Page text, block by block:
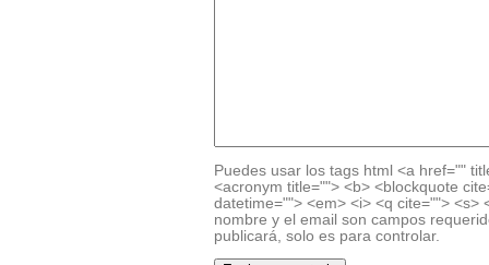
Puedes usar los tags html <a href=""
<acronym title=""> <b> <blockquote
datetime=""> <em> <i> <q cite=""> <s>
nombre y el email son campos
publicará, solo es para controlar.